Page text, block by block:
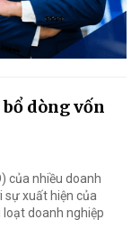
bổ dòng vốn
của nhiều doanh
sự xuất hiện của
loạt doanh nghiệp